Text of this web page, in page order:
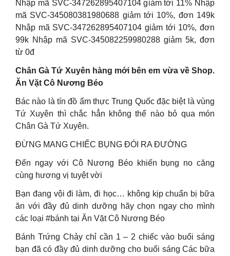
Nhập mã SVC-347262895407104 giảm tới 11% Nhập
mã SVC-345080381980688 giảm tới 10%, đơn 149k
Nhập mã SVC-347262895407104 giảm tới 10%, đơn
99k Nhập mã SVC-345082259980288 giảm 5k, đơn
từ 0đ
Chân Gà Tứ Xuyên hàng mới bên em vừa về Shop.
Ăn Vặt Cô Nương Béo
Bác nào là tín đồ ẩm thực Trung Quốc đặc biệt là vùng
Tứ Xuyên thì chắc hẳn không thể nào bỏ qua món
Chân Gà Tứ Xuyên.
ĐỪNG MANG CHIẾC BỤNG ĐÓI RA ĐƯỜNG
Đến ngay với Cô Nương Béo khiến bụng no căng
cùng hương vị tuyệt vời
Bạn đang vội đi làm, đi học… không kịp chuẩn bị bữa
ăn với đầy đủ dinh dưỡng hãy chọn ngay cho mình
các loại #bánh tại Ăn Vặt Cô Nương Béo
Bánh Trứng Chảy chỉ cần 1 – 2 chiếc vào buổi sáng
bạn đã có đầy đủ dinh dưỡng cho buổi sáng Các bữa